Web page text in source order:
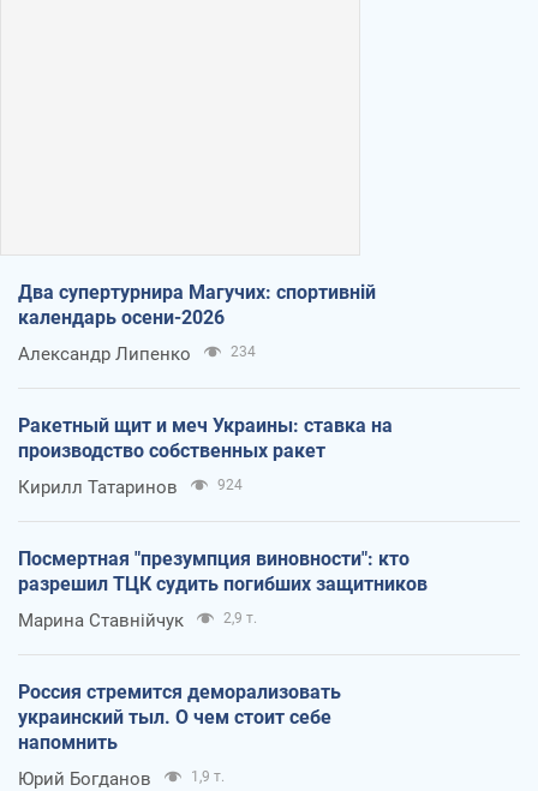
Два супертурнира Магучих: спортивній
календарь осени-2026
Александр Липенко 234
Ракетный щит и меч Украины: ставка на
производство собственных ракет
Кирилл Татаринов 924
Посмертная "презумпция виновности": кто
разрешил ТЦК судить погибших защитников
Марина Ставнійчук 2,9 т.
Россия стремится деморализовать
украинский тыл. О чем стоит себе
напомнить
Юрий Богданов 1,9 т.